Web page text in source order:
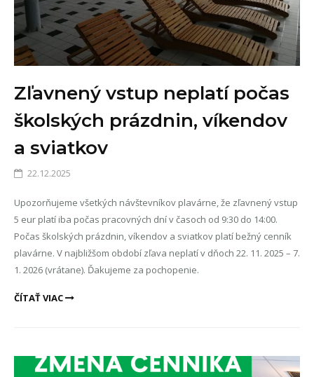
Zľavnený vstup neplatí počas
školských prázdnin, víkendov
a sviatkov
22.12.2025
Upozorňujeme všetkých návštevníkov plavárne, že zľavnený vstup
5 eur platí iba počas pracovných dní v časoch od 9:30 do 14:00.
Počas školských prázdnin, víkendov a sviatkov platí bežný cenník
plavárne. V najbližšom období zľava neplatí v dňoch 22. 11. 2025 – 7.
1. 2026 (vrátane). Ďakujeme za pochopenie.
ČÍTAŤ VIAC